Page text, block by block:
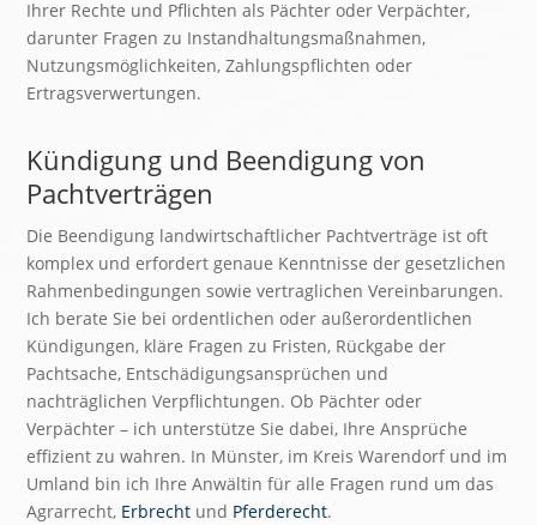
Ihrer Rechte und Pflichten als Pächter oder Verpächter,
darunter Fragen zu Instandhaltungsmaßnahmen,
Nutzungsmöglichkeiten, Zahlungspflichten oder
Ertragsverwertungen.
Kündigung und Beendigung von
Pachtverträgen
Die Beendigung landwirtschaftlicher Pachtverträge ist oft
komplex und erfordert genaue Kenntnisse der gesetzlichen
Rahmenbedingungen sowie vertraglichen Vereinbarungen.
Ich berate Sie bei ordentlichen oder außerordentlichen
Kündigungen, kläre Fragen zu Fristen, Rückgabe der
Pachtsache, Entschädigungsansprüchen und
nachträglichen Verpflichtungen. Ob Pächter oder
Verpächter – ich unterstütze Sie dabei, Ihre Ansprüche
effizient zu wahren. In Münster, im Kreis Warendorf und im
Umland bin ich Ihre Anwältin für alle Fragen rund um das
Agrarrecht, Erbrecht und Pferderecht.